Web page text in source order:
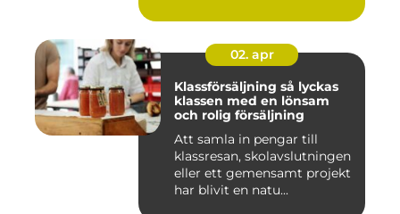
02. apr
Klassförsäljning så lyckas
klassen med en lönsam
och rolig försäljning
Att samla in pengar till
klassresan, skolavslutningen
eller ett gemensamt projekt
har blivit en natu...